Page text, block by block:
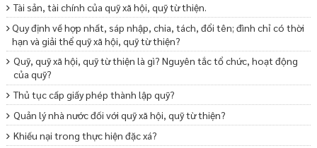
Tài sản, tài chính của quỹ xã hội, quỹ từ thiện.
Quy định về hợp nhất, sáp nhập, chia, tách, đổi tên; đình chỉ có thời
hạn và giải thể quỹ xã hội, quỹ từ thiện?
Quỹ, quỹ xã hội, quỹ từ thiện là gì? Nguyên tắc tổ chức, hoạt động
của quỹ?
Thủ tục cấp giấy phép thành lập quỹ?
Quản lý nhà nước đối với quỹ xã hội, quỹ từ thiện?
Khiếu nại trong thực hiện đặc xá?